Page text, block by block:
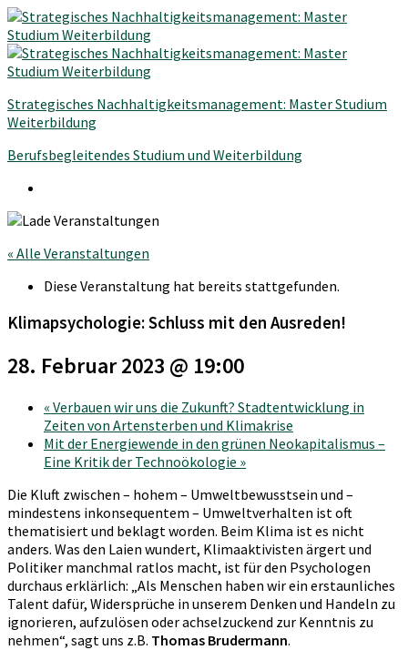
Strategisches Nachhaltigkeitsmanagement: Master Studium
Weiterbildung
Berufsbegleitendes Studium und Weiterbildung
« Alle Veranstaltungen
Diese Veranstaltung hat bereits stattgefunden.
Klimapsychologie: Schluss mit den Ausreden!
28. Februar 2023 @ 19:00
« Verbauen wir uns die Zukunft? Stadtentwicklung in
Zeiten von Artensterben und Klimakrise
Mit der Energiewende in den grünen Neokapitalismus –
Eine Kritik der Technoökologie »
Die Kluft zwischen – hohem – Umweltbewusstsein und –
mindestens inkonsequentem – Umweltverhalten ist oft
thematisiert und beklagt worden. Beim Klima ist es nicht
anders. Was den Laien wundert, Klimaaktivisten ärgert und
Politiker manchmal ratlos macht, ist für den Psychologen
durchaus erklärlich: „Als Menschen haben wir ein erstaunliches
Talent dafür, Widersprüche in unserem Denken und Handeln zu
ignorieren, aufzulösen oder achselzuckend zur Kenntnis zu
nehmen“, sagt uns z.B. Thomas Brudermann.